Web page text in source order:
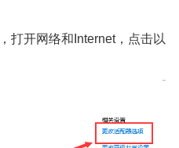
开网络和Internet，点击以